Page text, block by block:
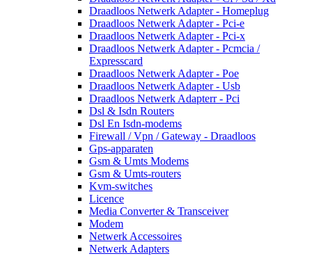
Draadloos Netwerk Adapter - Homeplug
Draadloos Netwerk Adapter - Pci-e
Draadloos Netwerk Adapter - Pci-x
Draadloos Netwerk Adapter - Pcmcia /
Expresscard
Draadloos Netwerk Adapter - Poe
Draadloos Netwerk Adapter - Usb
Draadloos Netwerk Adapterr - Pci
Dsl & Isdn Routers
Dsl En Isdn-modems
Firewall / Vpn / Gateway - Draadloos
Gps-apparaten
Gsm & Umts Modems
Gsm & Umts-routers
Kvm-switches
Licence
Media Converter & Transceiver
Modem
Netwerk Accessoires
Netwerk Adapters